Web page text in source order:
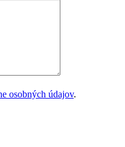
osobných údajov.